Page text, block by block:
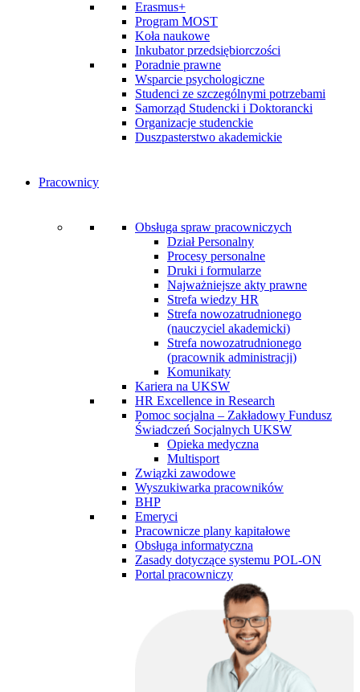
Erasmus+
Program MOST
Koła naukowe
Inkubator przedsiębiorczości
Poradnie prawne
Wsparcie psychologiczne
Studenci ze szczególnymi potrzebami
Samorząd Studencki i Doktorancki
Organizacje studenckie
Duszpasterstwo akademickie
Pracownicy
Obsługa spraw pracowniczych
Dział Personalny
Procesy personalne
Druki i formularze
Najważniejsze akty prawne
Strefa wiedzy HR
Strefa nowozatrudnionego
(nauczyciel akademicki)
Strefa nowozatrudnionego
(pracownik administracji)
Komunikaty
Kariera na UKSW
HR Excellence in Research
Pomoc socjalna – Zakładowy Fundusz
Świadczeń Socjalnych UKSW
Opieka medyczna
Multisport
Związki zawodowe
Wyszukiwarka pracowników
BHP
Emeryci
Pracownicze plany kapitałowe
Obsługa informatyczna
Zasady dotyczące systemu POL-ON
Portal pracowniczy